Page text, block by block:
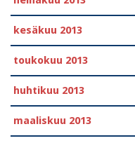
kesäkuu 2013
toukokuu 2013
huhtikuu 2013
maaliskuu 2013